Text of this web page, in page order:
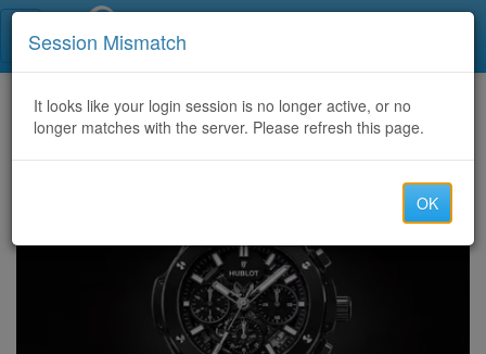
Home CategoriesDiscussion
Comprar IPTV: Melhor IPTV Portugal 2026
Session Mismatch
It looks like your login session is no longer active, or no
longer matches with the server. Please refresh this page.
OK